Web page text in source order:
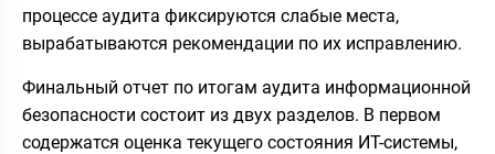
процессе аудита фиксируются слабые места,
вырабатываются рекомендации по их исправлению.
Финальный отчет по итогам аудита информационной
безопасности состоит из двух разделов. В первом
содержатся оценка текущего состояния ИТ-системы,